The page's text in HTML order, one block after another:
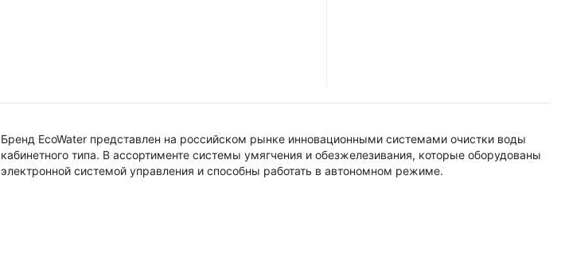
Бренд EcoWater представлен на российском рынке инновационными системами очистки воды
кабинетного типа. В ассортименте системы умягчения и обезжелезивания, которые оборудованы
электронной системой управления и способны работать в автономном режиме.